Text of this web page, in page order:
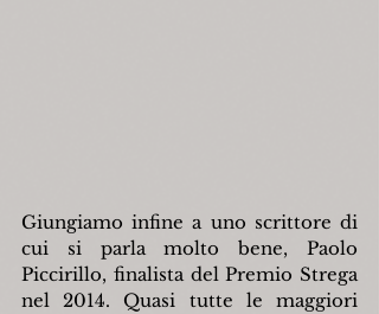
Giungiamo infine a uno scrittore di
cui si parla molto bene, Paolo
Piccirillo, finalista del Premio Strega
nel 2014. Quasi tutte le maggiori